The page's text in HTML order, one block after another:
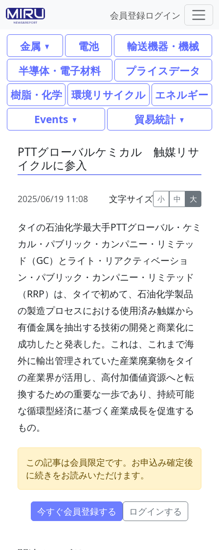
会員登録ログイン
金属 電池
輸送機器・機械
半導体・電子材料
プライスデータ
樹脂・化学
環境リサイクル
エネルギー
Events
貿易統計
PTTグローバルケミカル 触媒リサ
イクルに参入
2025/06/19 11:08 文字サイズ 小 中 大
タイの石油化学最大手PTTグローバル・ケミ
カル・パブリック・カンパニー・リミテッ
ド（GC）とライト・リアクティベーショ
ン・パブリック・カンパニー・リミテッド
（RRP）は、タイで初めて、石油化学製品
の製造プロセスにおける使用済み触媒から
有価金属を抽出する技術の開発と商業化に
成功したと発表した。これは、これまで海
外に輸出管理されていた産業廃棄物をタイ
の産業界が活用し、高付加価値資源へと転
換するための重要な一歩であり、持続可能
な循環型経済に基づく産業成長を促進する
もの。
この記事は会員限定です。お申込み確定後
に続きをお読みいただけます。
今すぐ会員登録する ログインする